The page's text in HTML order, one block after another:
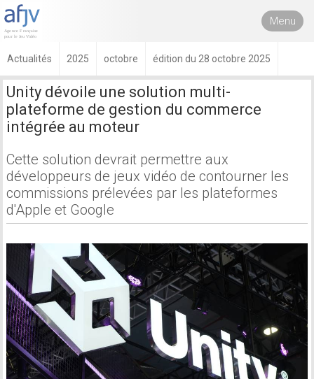
Menu
Actualités 2025 octobre édition du 28 octobre 2025
Unity dévoile une solution multi-
plateforme de gestion du commerce
intégrée au moteur
Cette solution devrait permettre aux
développeurs de jeux vidéo de contourner les
commissions prélevées par les plateformes
d'Apple et Google